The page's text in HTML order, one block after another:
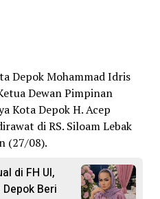
Depok Mohammad Idris
Dewan Pimpinan
Kota Depok H. Acep
di RS. Siloam Lebak
(27/08).
di FH UI,
Beri